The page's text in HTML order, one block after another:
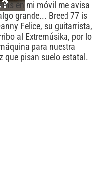
en mi móvil me avisa
grande... Breed 77 is
Felice, su guitarrista,
al Extremúsika, por lo
para nuestra
que pisan suelo estatal.